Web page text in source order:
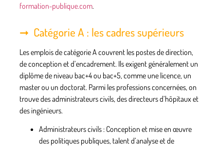
formation-publique.com.
Catégorie A : les cadres supérieurs
Les emplois decatégorie A couvrent les postes de direction,
de conception et d’encadrement. Ils exigent généralement un
diplôme de niveau bac+4 ou bac+5, comme une licence, un
master ou un doctorat. Parmi les professions concernées, on
trouve des administrateurs civils, des directeurs d’hôpitaux et
des ingénieurs.
Administrateurs civils : Conception et mise en œuvre
des politiques publiques, talent d’analyse et de